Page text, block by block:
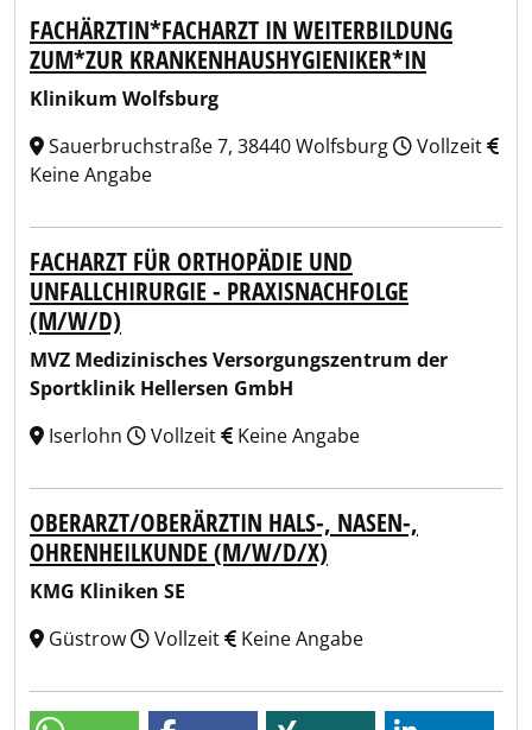
FACHÄRZTIN*FACHARZT IN WEITERBILDUNG
ZUM*ZUR KRANKENHAUSHYGIENIKER*IN
Klinikum Wolfsburg
Sauerbruchstraße 7, 38440 Wolfsburg
Vollzeit
Keine Angabe
FACHARZT FÜR ORTHOPÄDIE UND
UNFALLCHIRURGIE - PRAXISNACHFOLGE
(M/W/D)
MVZ Medizinisches Versorgungszentrum der
Sportklinik Hellersen GmbH
Iserlohn
Vollzeit Keine Angabe
OBERARZT/OBERÄRZTIN HALS-, NASEN-,
OHRENHEILKUNDE (M/W/D/X)
KMG Kliniken SE
Güstrow
Vollzeit Keine Angabe